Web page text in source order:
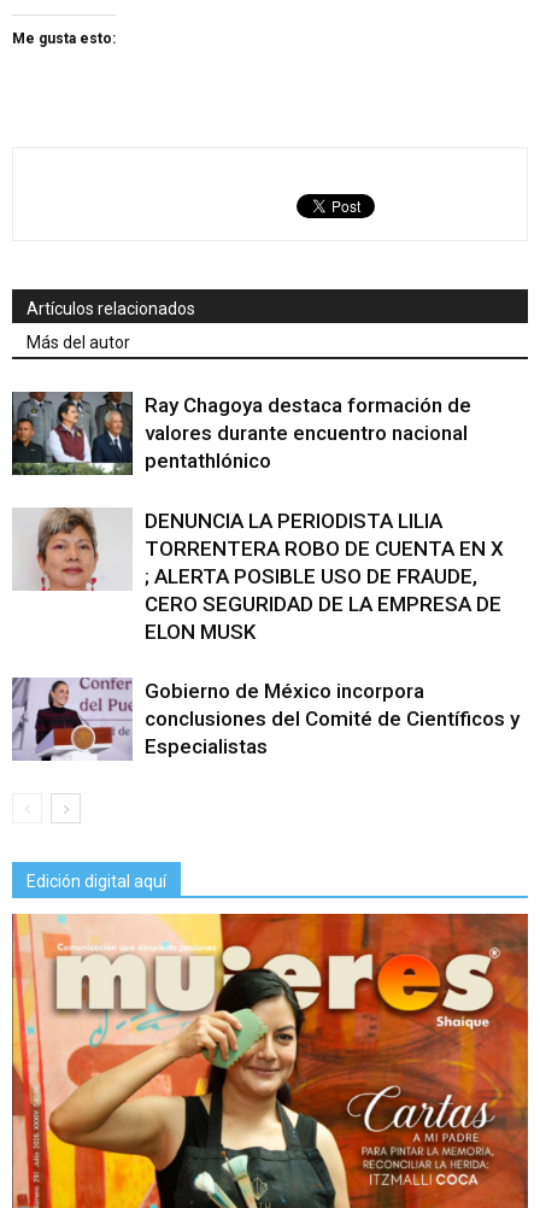
Me gusta esto:
Artículos relacionados
Más del autor
Ray Chagoya destaca formación de
valores durante encuentro nacional
pentathlónico
DENUNCIA LA PERIODISTA LILIA
TORRENTERA ROBO DE CUENTA EN X
; ALERTA POSIBLE USO DE FRAUDE,
CERO SEGURIDAD DE LA EMPRESA DE
ELON MUSK
Gobierno de México incorpora
conclusiones del Comité de Científicos y
Especialistas
Edición digital aquí